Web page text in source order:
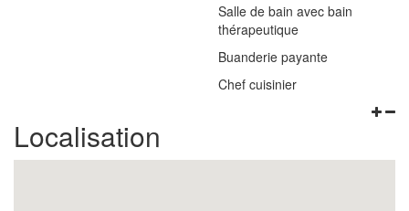
Salle de bain avec bain
thérapeutique
Buanderie payante
Chef cuisinier
Localisation